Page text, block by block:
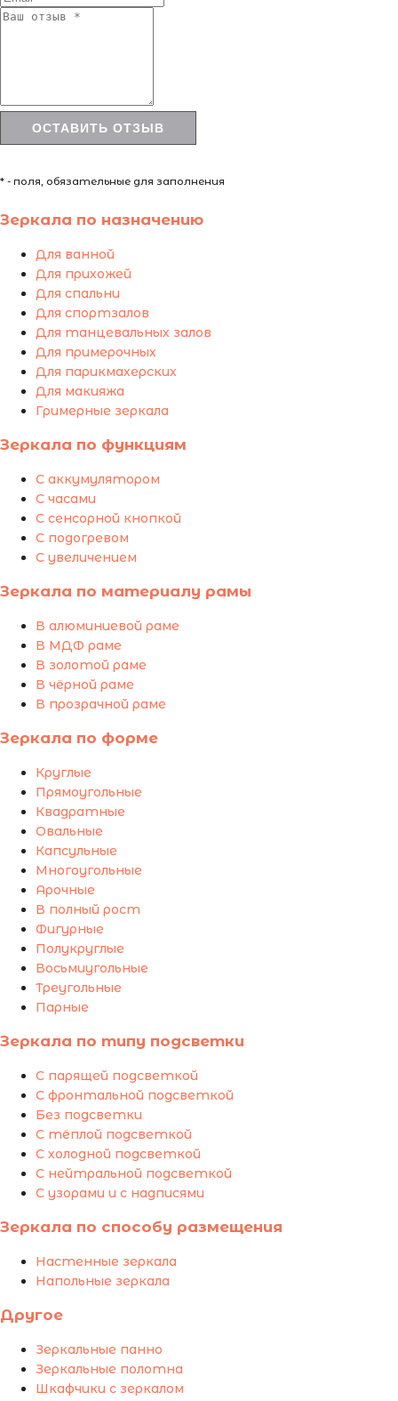
* - поля, обязательные для заполнения
Зеркала по назначению
Для ванной
Для прихожей
Для спальни
Для спортзалов
Для танцевальных залов
Для примерочных
Для парикмахерских
Для макияжа
Гримерные зеркала
Зеркала по функциям
С аккумулятором
С часами
С сенсорной кнопкой
С подогревом
С увеличением
Зеркала по материалу рамы
В алюминиевой раме
В МДФ раме
В золотой раме
В чёрной раме
В прозрачной раме
Зеркала по форме
Круглые
Прямоугольные
Квадратные
Овальные
Капсульные
Многоугольные
Арочные
В полный рост
Фигурные
Полукруглые
Восьмиугольные
Треугольные
Парные
Зеркала по типу подсветки
С парящей подсветкой
С фронтальной подсветкой
Без подсветки
С тёплой подсветкой
С холодной подсветкой
С нейтральной подсветкой
С узорами и с надписями
Зеркала по способу размещения
Настенные зеркала
Напольные зеркала
Другое
Зеркальные панно
Зеркальные полотна
Шкафчики с зеркалом